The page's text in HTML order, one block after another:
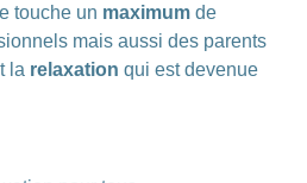
touche un maximum de
mais aussi des parents
la relaxation qui est devenue